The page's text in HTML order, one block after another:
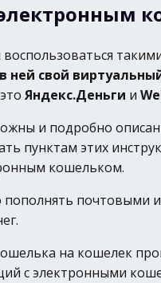
ней свой
Яндекс.Деньги и
и подробно
пунктам этих
кошельком.
почтовыми
на кошелек
с электронными